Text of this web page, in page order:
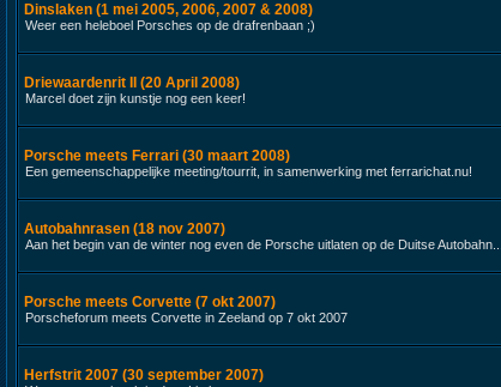
Dinslaken (1 mei 2005, 2006, 2007 & 2008)
Weer een heleboel Porsches op de drafrenbaan ;)
Driewaardenrit II (20 April 2008)
Marcel doet zijn kunstje nog een keer!
Porsche meets Ferrari (30 maart 2008)
Een gemeenschappelijke meeting/tourrit, in samenwerking met ferrarichat.nu!
Autobahnrasen (18 nov 2007)
Aan het begin van de winter nog even de Porsche uitlaten op de Duitse Autobahn....
Porsche meets Corvette (7 okt 2007)
Porscheforum meets Corvette in Zeeland op 7 okt 2007
Herfstrit 2007 (30 september 2007)